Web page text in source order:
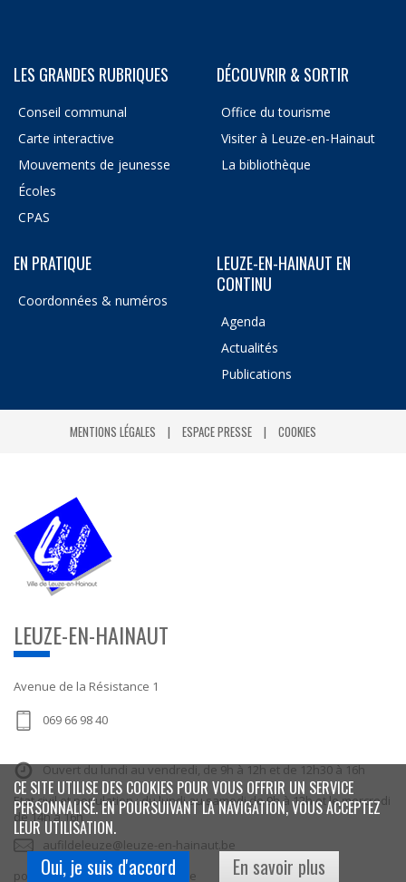
LES GRANDES RUBRIQUES
Conseil communal
Carte interactive
Mouvements de jeunesse
Écoles
CPAS
DÉCOUVRIR & SORTIR
Office du tourisme
Visiter à Leuze-en-Hainaut
La bibliothèque
EN PRATIQUE
Coordonnées & numéros
LEUZE-EN-HAINAUT EN
CONTINU
Agenda
Actualités
Publications
MENTIONS LÉGALES ESPACE PRESSE COOKIES
LEUZE-EN-HAINAUT
Avenue de la Résistance 1
069 66 98 40
Ouvert du lundi au vendredi, de 9h à 12h et de 12h30 à 16h
Etat civil et population : du lundi au samedi de 9h à 12h et le mercredi
de 14h à 16h
aufildeleuze@leuze-en-hainaut.be
population@leuze-en-hainaut.be
CE SITE UTILISE DES COOKIES POUR VOUS OFFRIR UN SERVICE
PERSONNALISÉ. EN POURSUIVANT LA NAVIGATION, VOUS ACCEPTEZ
LEUR UTILISATION.
Oui, je suis d'accord En savoir plus